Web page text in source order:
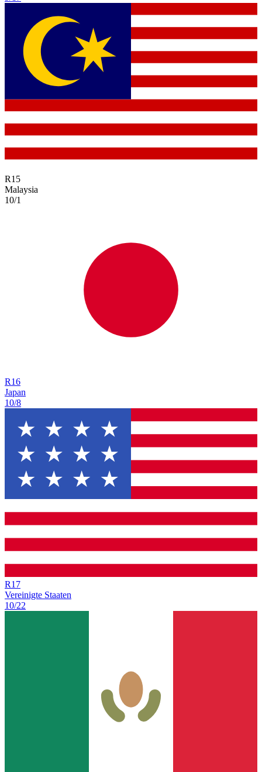
R15
Malaysia
10/1
R16
Japan
10/8
R17
Vereinigte Staaten
10/22